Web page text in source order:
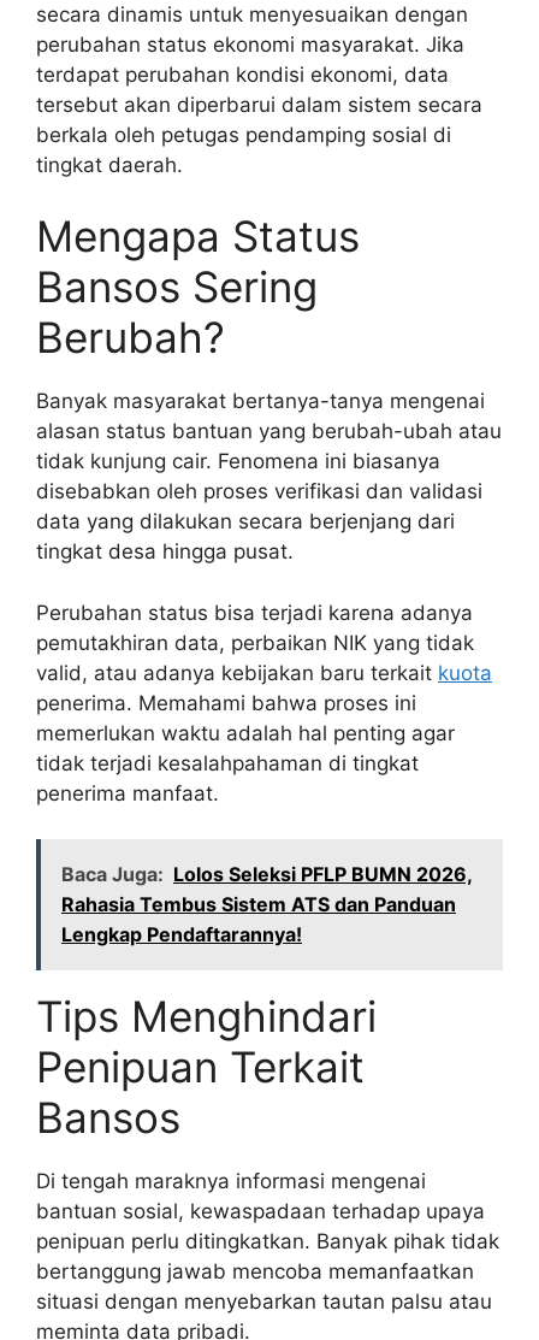
secara dinamis untuk menyesuaikan dengan
perubahan status ekonomi masyarakat. Jika
terdapat perubahan kondisi ekonomi, data
tersebut akan diperbarui dalam sistem secara
berkala oleh petugas pendamping sosial di
tingkat daerah.
Mengapa Status
Bansos Sering
Berubah?
Banyak masyarakat bertanya-tanya mengenai
alasan status bantuan yang berubah-ubah atau
tidak kunjung cair. Fenomena ini biasanya
disebabkan oleh proses verifikasi dan validasi
data yang dilakukan secara berjenjang dari
tingkat desa hingga pusat.
Perubahan status bisa terjadi karena adanya
pemutakhiran data, perbaikan NIK yang tidak
valid, atau adanya kebijakan baru terkait kuota
penerima. Memahami bahwa proses ini
memerlukan waktu adalah hal penting agar
tidak terjadi kesalahpahaman di tingkat
penerima manfaat.
Baca Juga: Lolos Seleksi PFLP BUMN 2026,
Rahasia Tembus Sistem ATS dan Panduan
Lengkap Pendaftarannya!
Tips Menghindari
Penipuan Terkait
Bansos
Di tengah maraknya informasi mengenai
bantuan sosial, kewaspadaan terhadap upaya
penipuan perlu ditingkatkan. Banyak pihak tidak
bertanggung jawab mencoba memanfaatkan
situasi dengan menyebarkan tautan palsu atau
meminta data pribadi.